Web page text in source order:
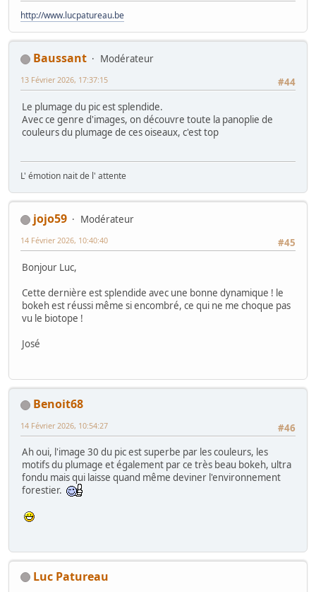
http://www.lucpatureau.be
Baussant
Modérateur
#44
13 Février 2026, 17:37:15
Le plumage du pic est splendide.
Avec ce genre d'images, on découvre toute la panoplie de
couleurs du plumage de ces oiseaux, c'est top
L' émotion nait de l' attente
jojo59
Modérateur
#45
14 Février 2026, 10:40:40
Bonjour Luc,
Cette dernière est splendide avec une bonne dynamique ! le
bokeh est réussi même si encombré, ce qui ne me choque pas
vu le biotope !
José
Benoit68
#46
14 Février 2026, 10:54:27
Ah oui, l'image 30 du pic est superbe par les couleurs, les
motifs du plumage et également par ce très beau bokeh, ultra
fondu mais qui laisse quand même deviner l'environnement
forestier.
Luc Patureau